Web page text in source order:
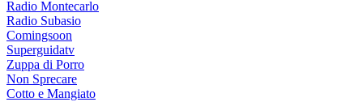
Radio Montecarlo
Radio Subasio
Comingsoon
Superguidatv
Zuppa di Porro
Non Sprecare
Cotto e Mangiato